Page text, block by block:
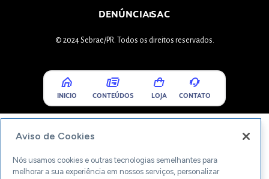
DENÚNCIASAC
© 2024 Sebrae/PR. Todos os direitos reservados.
INICIO CONTEÚDOS LOJA CONTATO
Aviso de Cookies
Nós usamos cookies e outras tecnologias semelhantes para
melhorar a sua experiência em nossos serviços, personalizar